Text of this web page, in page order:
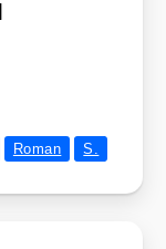
Roman
S.